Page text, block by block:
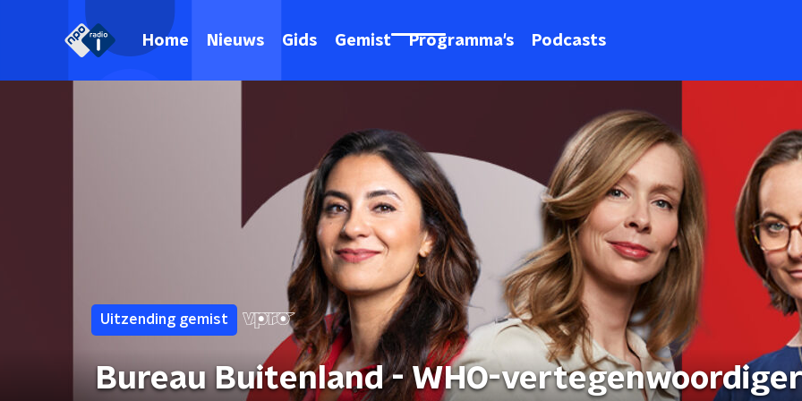
Home Nieuws Gids Gemist Programma's Podcasts
Uitzending gemist
Bureau Buitenland - WHO-